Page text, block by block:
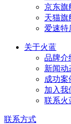
京东旗
天猫旗
爱速特
关于火蓝
品牌介
新闻动
成功案
加入我
联系火
联系方式